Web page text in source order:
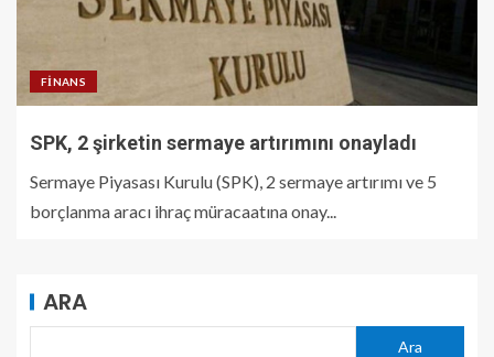
FINANS
SPK, 2 şirketin sermaye artırımını onayladı
Sermaye Piyasası Kurulu (SPK), 2 sermaye artırımı ve 5
borçlanma aracı ihraç müracaatına onay...
ARA
Ara